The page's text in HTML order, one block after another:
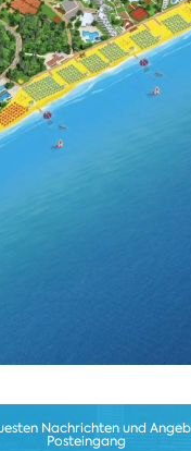
Nachrichten und
Posteingang